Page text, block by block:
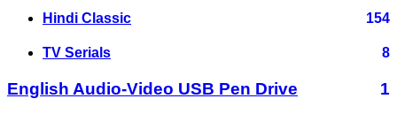
Hindi Classic 154
TV Serials 8
English Audio-Video USB Pen Drive
1